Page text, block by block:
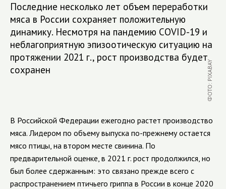
Последние несколько лет объем переработки
мяса в России сохраняет положительную
динамику. Несмотря на пандемию COVID-19 и
неблагоприятную эпизоотическую ситуацию на
протяжении 2021 г., рост производства будет
сохранен
ФОТО: PIXABAY
В Российской Федерации ежегодно растет производство
мяса. Лидером по объему выпуска по-прежнему остается
мясо птицы, на втором месте свинина. По
предварительной оценке, в 2021 г. рост продолжился, но
был более сдержанным: это связано прежде всего с
распространением птичьего гриппа в России в конце 2020